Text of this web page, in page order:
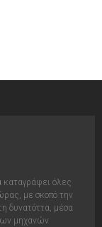
καταγράψει όλες
με σκοπό την
δυνατόττα, μέσα
μηχανών